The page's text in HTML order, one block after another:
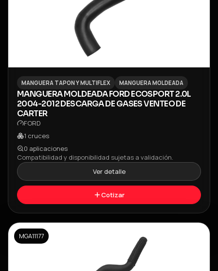
MANGUERA TAPON Y MULTIFLEX MANGUERA MOLDEADA
MANGUERA MOLDEADA FORD ECOSPORT 2.0L
2004-2012 DESCARGA DE GASES VENTEO DE
CARTER
FORD
1 cruces
0 aplicaciones
Compatibilidad y disponibilidad sujetas a validación.
Ver detalle
Cotizar
MGA11177